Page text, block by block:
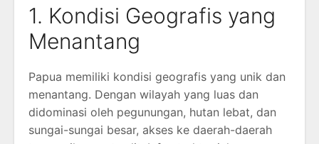
1. Kondisi Geografis yang
Menantang
Papua memiliki kondisi geografis yang unik dan
menantang. Dengan wilayah yang luas dan
didominasi oleh pegunungan, hutan lebat, dan
sungai-sungai besar, akses ke daerah-daerah